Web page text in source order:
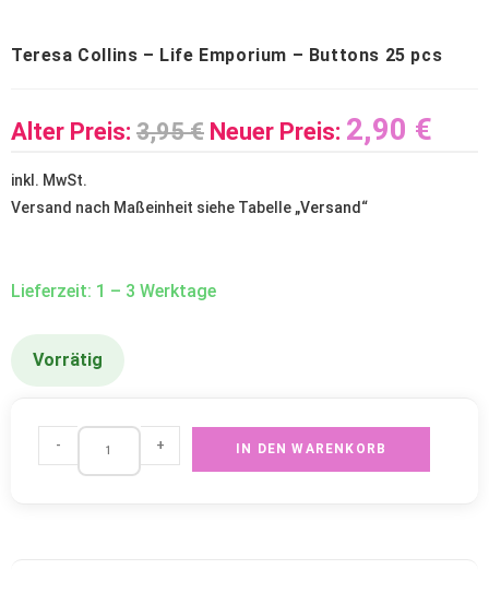
Teresa Collins – Life Emporium – Buttons 25 pcs
Alter Preis: 3,95€ Neuer Preis: 2,90 €
inkl. MwSt.
Versand nach Maßeinheit siehe Tabelle „Versand“
Lieferzeit: 1 – 3 Werktage
Vorrätig
- + IN DEN WARENKORB